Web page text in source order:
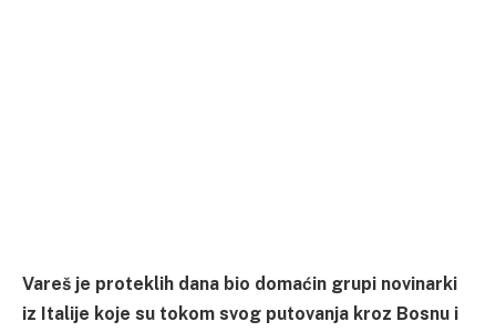
Vareš je proteklih dana bio domaćin grupi novinarki
iz Italije koje su tokom svog putovanja kroz Bosnu i